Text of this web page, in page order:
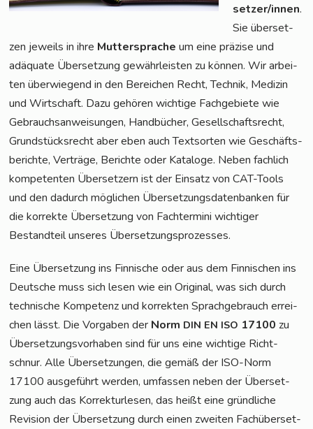
set­zer/in­nen.
Sie über­set­
zen jeweils in ihre Mut­ter­spra­che um eine prä­zi­se und
adäqua­te Über­set­zung gewähr­leis­ten zu kön­nen. Wir arbei­
ten über­wie­gend in den Berei­chen Recht, Tech­nik, Medi­zin
und Wirt­schaft. Dazu gehö­ren wich­ti­ge Fach­ge­bie­te wie
Gebrauchs­an­wei­sun­gen, Hand­bü­cher, Gesell­schafts­recht,
Grund­stücks­recht aber eben auch Text­sor­ten wie Geschäfts­
be­rich­te, Ver­trä­ge, Berich­te oder Kata­lo­ge. Neben fach­lich
kom­pe­ten­ten Über­set­zern ist der Ein­satz von CAT-Tools
und den dadurch mög­li­chen Über­set­zungs­da­ten­ban­ken für
die kor­rek­te Über­set­zung von Fach­ter­mi­ni wich­ti­ger
Bestand­teil unse­res Übersetzungsprozesses.
Eine Über­set­zung ins Fin­ni­sche oder aus dem Fin­ni­schen ins
Deut­sche muss sich lesen wie ein Ori­gi­nal, was sich durch
tech­ni­sche Kom­pe­tenz und kor­rek­ten Sprach­ge­brauch errei­
chen lässt. Die Vor­ga­ben der Norm DIN EN ISO 17100 zu
Über­set­zungs­vor­ha­ben sind für uns eine wich­ti­ge Richt­
schnur. Alle Über­set­zun­gen, die gemäß der ISO-Norm
17100 aus­ge­führt wer­den, umfas­sen neben der Über­set­
zung auch das Kor­rek­tur­le­sen, das heißt eine gründ­li­che
Revi­si­on der Über­set­zung durch einen zwei­ten Fach­über­set­